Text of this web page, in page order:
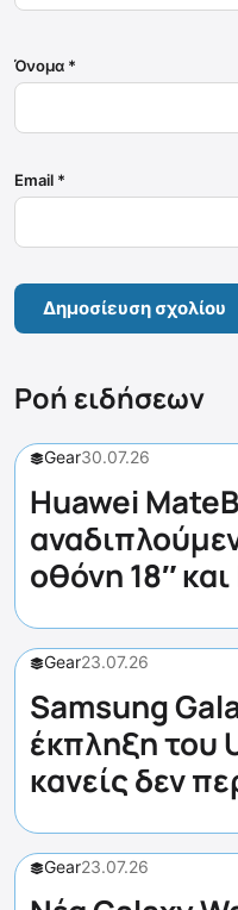
Όνομα *
Email *
Ροή ειδήσεων
Gear30.07.26
Huawei
οθόνη 18″
Gear23.07.26
Samsung
έκπληξη του
κανείς δεν
Gear23.07.26